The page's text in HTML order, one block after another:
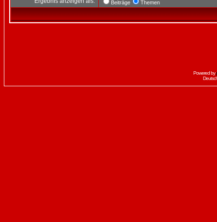
Beiträge Themen
Powered by